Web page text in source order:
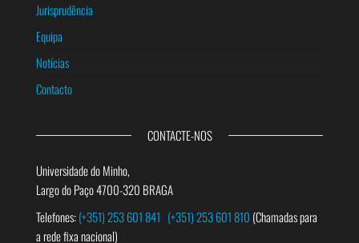
Jurisprudência
Equipa
Notícias
Contacto
CONTACTE-NOS
Universidade do Minho,
Largo do Paço 4700-320 BRAGA
Telefones:(+351) 253 601 841 (+351) 253 601 810 (Chamadas para
a rede fixa nacional)